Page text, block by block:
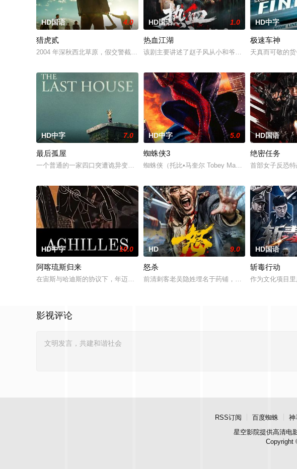
HD国语 4.0
猎虎贰
2004 年深秋西北草原，假交警截停铜矿押运车，炸药破箱、两命陨灭，悍匪携枪遁入茫茫
HD国语 1.0
热血江湖
该剧主要讲述了赵子风从小和爷爷在乡下习武，长
HD中字
极速车神
天真而可敬的
HD中字 7.0
最后孤屋
一个普通的一家四口突遭诡异变故，被困在自家房屋中超过 1000 天无法出门。在资源消耗
HD中字 5.0
蜘蛛侠3
蜘蛛侠（托比•马奎尔 Tobey Maguire 饰）在经历了
HD国语
绝密任务
首部女子反恐特
HD中字 10.0
阿喀琉斯归来
在宙斯与哈迪斯的协议下，年迈的阿喀琉斯被忒提斯从冥界释放至现代世界，他必须直面
HD 9.0
怒杀
前清刺客老吴隐姓埋名于药铺，却为守护单亲母女
HD国语
斩毒行动
作为文化项目里
影视评论
RSS订阅 百度蜘蛛 神
星空影院提供高清电
Copyright